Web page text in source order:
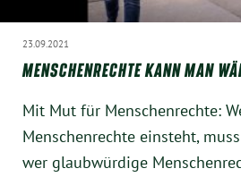
23.09.2021
MENSCHENRECHTE KANN MAN
Mit Mut für Menschenrechte:
Menschenrechte einsteht,
wer glaubwürdige